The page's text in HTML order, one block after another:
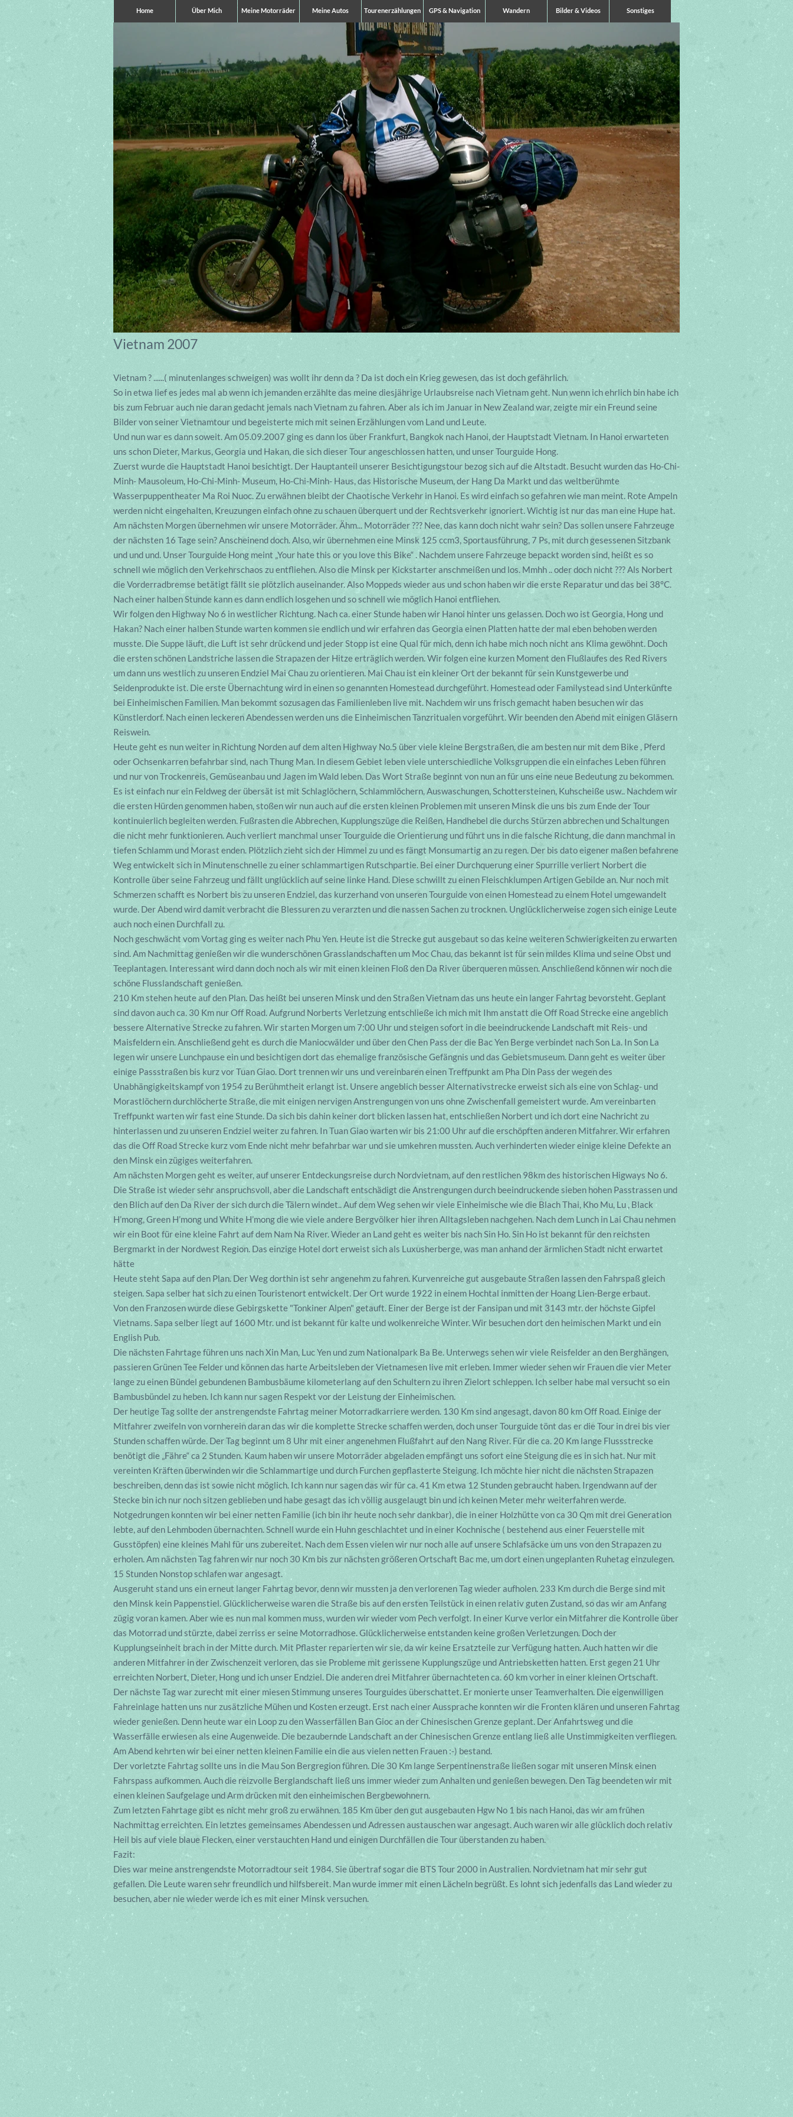
Home Über Mich Meine Motorräder Meine Autos Tourenerzählungen GPS & Navigation Wandern Bilder & Videos Sonstiges
Vietnam 2007
Vietnam ? ......( minutenlanges schweigen) was wollt ihr denn da ? Da ist doch ein Krieg gewesen, das ist doch gefährlich.
So in etwa lief es jedes mal ab wenn ich jemanden erzählte das meine diesjährige Urlaubsreise nach Vietnam geht. Nun wenn ich ehrlich bin habe ich
bis zum Februar auch nie daran gedacht jemals nach Vietnam zu fahren. Aber als ich im Januar in New Zealand war, zeigte mir ein Freund seine
Bilder von seiner Vietnamtour und begeisterte mich mit seinen Erzählungen vom Land und Leute.
Und nun war es dann soweit. Am 05.09.2007 ging es dann los über Frankfurt, Bangkok nach Hanoi, der Hauptstadt Vietnam. In Hanoi erwarteten
uns schon Dieter, Markus, Georgia und Hakan, die sich dieser Tour angeschlossen hatten, und unser Tourguide Hong.
Zuerst wurde die Hauptstadt Hanoi besichtigt. Der Hauptanteil unserer Besichtigungstour bezog sich auf die Altstadt. Besucht wurden das Ho-Chi-
Minh- Mausoleum, Ho-Chi-Minh- Museum, Ho-Chi-Minh- Haus, das Historische Museum, der Hang Da Markt und das weltberühmte
Wasserpuppentheater Ma Roi Nuoc. Zu erwähnen bleibt der Chaotische Verkehr in Hanoi. Es wird einfach so gefahren wie man meint. Rote Ampeln
werden nicht eingehalten, Kreuzungen einfach ohne zu schauen überquert und der Rechtsverkehr ignoriert. Wichtig ist nur das man eine Hupe hat.
Am nächsten Morgen übernehmen wir unsere Motorräder. Ähm... Motorräder ??? Nee, das kann doch nicht wahr sein? Das sollen unsere Fahrzeuge
der nächsten 16 Tage sein? Anscheinend doch. Also, wir übernehmen eine Minsk 125 ccm3, Sportausführung, 7 Ps, mit durch gesessenen Sitzbank
und und und. Unser Tourguide Hong meint „Your hate this or you love this Bike“ . Nachdem unsere Fahrzeuge bepackt worden sind, heißt es so
schnell wie möglich den Verkehrschaos zu entfliehen. Also die Minsk per Kickstarter anschmeißen und los. Mmhh .. oder doch nicht ??? Als Norbert
die Vorderradbremse betätigt fällt sie plötzlich auseinander. Also Moppeds wieder aus und schon haben wir die erste Reparatur und das bei 38°C.
Nach einer halben Stunde kann es dann endlich losgehen und so schnell wie möglich Hanoi entfliehen.
Wir folgen den Highway No 6 in westlicher Richtung. Nach ca. einer Stunde haben wir Hanoi hinter uns gelassen. Doch wo ist Georgia, Hong und
Hakan? Nach einer halben Stunde warten kommen sie endlich und wir erfahren das Georgia einen Platten hatte der mal eben behoben werden
musste. Die Suppe läuft, die Luft ist sehr drückend und jeder Stopp ist eine Qual für mich, denn ich habe mich noch nicht ans Klima gewöhnt. Doch
die ersten schönen Landstriche lassen die Strapazen der Hitze erträglich werden. Wir folgen eine kurzen Moment den Flußlaufes des Red Rivers
um dann uns westlich zu unseren Endziel Mai Chau zu orientieren. Mai Chau ist ein kleiner Ort der bekannt für sein Kunstgewerbe und
Seidenprodukte ist. Die erste Übernachtung wird in einen so genannten Homestead durchgeführt. Homestead oder Familystead sind Unterkünfte
bei Einheimischen Familien. Man bekommt sozusagen das Familienleben live mit. Nachdem wir uns frisch gemacht haben besuchen wir das
Künstlerdorf. Nach einen leckeren Abendessen werden uns die Einheimischen Tanzritualen vorgeführt. Wir beenden den Abend mit einigen Gläsern
Reiswein.
Heute geht es nun weiter in Richtung Norden auf dem alten Highway No.5 über viele kleine Bergstraßen, die am besten nur mit dem Bike , Pferd
oder Ochsenkarren befahrbar sind, nach Thung Man. In diesem Gebiet leben viele unterschiedliche Volksgruppen die ein einfaches Leben führen
und nur von Trockenreis, Gemüseanbau und Jagen im Wald leben. Das Wort Straße beginnt von nun an für uns eine neue Bedeutung zu bekommen.
Es ist einfach nur ein Feldweg der übersät ist mit Schlaglöchern, Schlammlöchern, Auswaschungen, Schottersteinen, Kuhscheiße usw.. Nachdem wir
die ersten Hürden genommen haben, stoßen wir nun auch auf die ersten kleinen Problemen mit unseren Minsk die uns bis zum Ende der Tour
kontinuierlich begleiten werden. Fußrasten die Abbrechen, Kupplungszüge die Reißen, Handhebel die durchs Stürzen abbrechen und Schaltungen
die nicht mehr funktionieren. Auch verliert manchmal unser Tourguide die Orientierung und führt uns in die falsche Richtung, die dann manchmal in
tiefen Schlamm und Morast enden. Plötzlich zieht sich der Himmel zu und es fängt Monsumartig an zu regen. Der bis dato eigener maßen befahrene
Weg entwickelt sich in Minutenschnelle zu einer schlammartigen Rutschpartie. Bei einer Durchquerung einer Spurrille verliert Norbert die
Kontrolle über seine Fahrzeug und fällt unglücklich auf seine linke Hand. Diese schwillt zu einen Fleischklumpen Artigen Gebilde an. Nur noch mit
Schmerzen schafft es Norbert bis zu unseren Endziel, das kurzerhand von unseren Tourguide von einen Homestead zu einem Hotel umgewandelt
wurde. Der Abend wird damit verbracht die Blessuren zu verarzten und die nassen Sachen zu trocknen. Unglücklicherweise zogen sich einige Leute
auch noch einen Durchfall zu.
Noch geschwächt vom Vortag ging es weiter nach Phu Yen. Heute ist die Strecke gut ausgebaut so das keine weiteren Schwierigkeiten zu erwarten
sind. Am Nachmittag genießen wir die wunderschönen Grasslandschaften um Moc Chau, das bekannt ist für sein mildes Klima und seine Obst und
Teeplantagen. Interessant wird dann doch noch als wir mit einen kleinen Floß den Da River überqueren müssen. Anschließend können wir noch die
schöne Flusslandschaft genießen.
210 Km stehen heute auf den Plan. Das heißt bei unseren Minsk und den Straßen Vietnam das uns heute ein langer Fahrtag bevorsteht. Geplant
sind davon auch ca. 30 Km nur Off Road. Aufgrund Norberts Verletzung entschließe ich mich mit Ihm anstatt die Off Road Strecke eine angeblich
bessere Alternative Strecke zu fahren. Wir starten Morgen um 7:00 Uhr und steigen sofort in die beeindruckende Landschaft mit Reis- und
Maisfeldern ein. Anschließend geht es durch die Maniocwälder und über den Chen Pass der die Bac Yen Berge verbindet nach Son La. In Son La
legen wir unsere Lunchpause ein und besichtigen dort das ehemalige französische Gefängnis und das Gebietsmuseum. Dann geht es weiter über
einige Passstraßen bis kurz vor Tuan Giao. Dort trennen wir uns und vereinbaren einen Treffpunkt am Pha Din Pass der wegen des
Unabhängigkeitskampf von 1954 zu Berühmtheit erlangt ist. Unsere angeblich besser Alternativstrecke erweist sich als eine von Schlag- und
Morastlöchern durchlöcherte Straße, die mit einigen nervigen Anstrengungen von uns ohne Zwischenfall gemeistert wurde. Am vereinbarten
Treffpunkt warten wir fast eine Stunde. Da sich bis dahin keiner dort blicken lassen hat, entschließen Norbert und ich dort eine Nachricht zu
hinterlassen und zu unseren Endziel weiter zu fahren. In Tuan Giao warten wir bis 21:00 Uhr auf die erschöpften anderen Mitfahrer. Wir erfahren
das die Off Road Strecke kurz vom Ende nicht mehr befahrbar war und sie umkehren mussten. Auch verhinderten wieder einige kleine Defekte an
den Minsk ein zügiges weiterfahren.
Am nächsten Morgen geht es weiter, auf unserer Entdeckungsreise durch Nordvietnam, auf den restlichen 98km des historischen Higways No 6.
Die Straße ist wieder sehr anspruchsvoll, aber die Landschaft entschädigt die Anstrengungen durch beeindruckende sieben hohen Passtrassen und
den Blich auf den Da River der sich durch die Tälern windet.. Auf dem Weg sehen wir viele Einheimische wie die Blach Thai, Kho Mu, Lu , Black
H’mong, Green H’mong und White H’mong die wie viele andere Bergvölker hier ihren Alltagsleben nachgehen. Nach dem Lunch in Lai Chau nehmen
wir ein Boot für eine kleine Fahrt auf dem Nam Na River. Wieder an Land geht es weiter bis nach Sin Ho. Sin Ho ist bekannt für den reichsten
Bergmarkt in der Nordwest Region. Das einzige Hotel dort erweist sich als Luxusherberge, was man anhand der ärmlichen Stadt nicht erwartet
hätte
Heute steht Sapa auf den Plan. Der Weg dorthin ist sehr angenehm zu fahren. Kurvenreiche gut ausgebaute Straßen lassen den Fahrspaß gleich
steigen. Sapa selber hat sich zu einen Touristenort entwickelt. Der Ort wurde 1922 in einem Hochtal inmitten der Hoang Lien-Berge erbaut.
Von den Franzosen wurde diese Gebirgskette "Tonkiner Alpen" getauft. Einer der Berge ist der Fansipan und mit 3143 mtr. der höchste Gipfel
Vietnams. Sapa selber liegt auf 1600 Mtr. und ist bekannt für kalte und wolkenreiche Winter. Wir besuchen dort den heimischen Markt und ein
English Pub.
Die nächsten Fahrtage führen uns nach Xin Man, Luc Yen und zum Nationalpark Ba Be. Unterwegs sehen wir viele Reisfelder an den Berghängen,
passieren Grünen Tee Felder und können das harte Arbeitsleben der Vietnamesen live mit erleben. Immer wieder sehen wir Frauen die vier Meter
lange zu einen Bündel gebundenen Bambusbäume kilometerlang auf den Schultern zu ihren Zielort schleppen. Ich selber habe mal versucht so ein
Bambusbündel zu heben. Ich kann nur sagen Respekt vor der Leistung der Einheimischen.
Der heutige Tag sollte der anstrengendste Fahrtag meiner Motorradkarriere werden. 130 Km sind angesagt, davon 80 km Off Road. Einige der
Mitfahrer zweifeln von vornherein daran das wir die komplette Strecke schaffen werden, doch unser Tourguide tönt das er die Tour in drei bis vier
Stunden schaffen würde. Der Tag beginnt um 8 Uhr mit einer angenehmen Flußfahrt auf den Nang River. Für die ca. 20 Km lange Flussstrecke
benötigt die „Fähre“ ca 2 Stunden. Kaum haben wir unsere Motorräder abgeladen empfängt uns sofort eine Steigung die es in sich hat. Nur mit
vereinten Kräften überwinden wir die Schlammartige und durch Furchen gepflasterte Steigung. Ich möchte hier nicht die nächsten Strapazen
beschreiben, denn das ist sowie nicht möglich. Ich kann nur sagen das wir für ca. 41 Km etwa 12 Stunden gebraucht haben. Irgendwann auf der
Stecke bin ich nur noch sitzen geblieben und habe gesagt das ich völlig ausgelaugt bin und ich keinen Meter mehr weiterfahren werde.
Notgedrungen konnten wir bei einer netten Familie (ich bin ihr heute noch sehr dankbar), die in einer Holzhütte von ca 30 Qm mit drei Generation
lebte, auf den Lehmboden übernachten. Schnell wurde ein Huhn geschlachtet und in einer Kochnische ( bestehend aus einer Feuerstelle mit
Gusstöpfen) eine kleines Mahl für uns zubereitet. Nach dem Essen vielen wir nur noch alle auf unsere Schlafsäcke um uns von den Strapazen zu
erholen. Am nächsten Tag fahren wir nur noch 30 Km bis zur nächsten größeren Ortschaft Bac me, um dort einen ungeplanten Ruhetag einzulegen.
15 Stunden Nonstop schlafen war angesagt.
Ausgeruht stand uns ein erneut langer Fahrtag bevor, denn wir mussten ja den verlorenen Tag wieder aufholen. 233 Km durch die Berge sind mit
den Minsk kein Pappenstiel. Glücklicherweise waren die Straße bis auf den ersten Teilstück in einen relativ guten Zustand, so das wir am Anfang
zügig voran kamen. Aber wie es nun mal kommen muss, wurden wir wieder vom Pech verfolgt. In einer Kurve verlor ein Mitfahrer die Kontrolle über
das Motorrad und stürzte, dabei zerriss er seine Motorradhose. Glücklicherweise entstanden keine großen Verletzungen. Doch der
Kupplungseinheit brach in der Mitte durch. Mit Pflaster reparierten wir sie, da wir keine Ersatzteile zur Verfügung hatten. Auch hatten wir die
anderen Mitfahrer in der Zwischenzeit verloren, das sie Probleme mit gerissene Kupplungszüge und Antriebsketten hatten. Erst gegen 21 Uhr
erreichten Norbert, Dieter, Hong und ich unser Endziel. Die anderen drei Mitfahrer übernachteten ca. 60 km vorher in einer kleinen Ortschaft.
Der nächste Tag war zurecht mit einer miesen Stimmung unseres Tourguides überschattet. Er monierte unser Teamverhalten. Die eigenwilligen
Fahreinlage hatten uns nur zusätzliche Mühen und Kosten erzeugt. Erst nach einer Aussprache konnten wir die Fronten klären und unseren Fahrtag
wieder genießen. Denn heute war ein Loop zu den Wasserfällen Ban Gioc an der Chinesischen Grenze geplant. Der Anfahrtsweg und die
Wasserfälle erwiesen als eine Augenweide. Die bezaubernde Landschaft an der Chinesischen Grenze entlang ließ alle Unstimmigkeiten verfliegen.
Am Abend kehrten wir bei einer netten kleinen Familie ein die aus vielen netten Frauen :-) bestand.
Der vorletzte Fahrtag sollte uns in die Mau Son Bergregion führen. Die 30 Km lange Serpentinenstraße ließen sogar mit unseren Minsk einen
Fahrspass aufkommen. Auch die reizvolle Berglandschaft ließ uns immer wieder zum Anhalten und genießen bewegen. Den Tag beendeten wir mit
einen kleinen Saufgelage und Arm drücken mit den einheimischen Bergbewohnern.
Zum letzten Fahrtage gibt es nicht mehr groß zu erwähnen. 185 Km über den gut ausgebauten Hgw No 1 bis nach Hanoi, das wir am frühen
Nachmittag erreichten. Ein letztes gemeinsames Abendessen und Adressen austauschen war angesagt. Auch waren wir alle glücklich doch relativ
Heil bis auf viele blaue Flecken, einer verstauchten Hand und einigen Durchfällen die Tour überstanden zu haben.
Fazit:
Dies war meine anstrengendste Motorradtour seit 1984. Sie übertraf sogar die BTS Tour 2000 in Australien. Nordvietnam hat mir sehr gut
gefallen. Die Leute waren sehr freundlich und hilfsbereit. Man wurde immer mit einen Lächeln begrüßt. Es lohnt sich jedenfalls das Land wieder zu
besuchen, aber nie wieder werde ich es mit einer Minsk versuchen.